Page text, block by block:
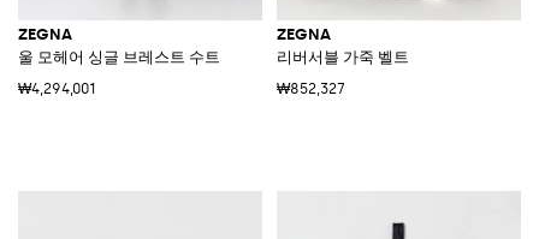
ZEGNA
울 모헤어 싱글 브레스트 수트
₩4,294,001
ZEGNA
리버서블 가죽 벨트
₩852,327